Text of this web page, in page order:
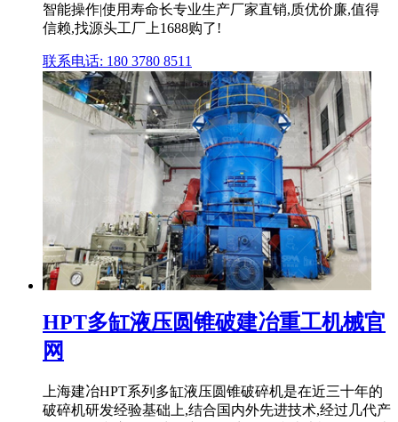
智能操作|使用寿命长专业生产厂家直销,质优价廉,值得
信赖,找源头工厂上1688购了!
联系电话: 180 3780 8511
HPT多缸液压圆锥破建冶重工机械官
网
上海建冶HPT系列多缸液压圆锥破碎机是在近三十年的
破碎机研发经验基础上,结合国内外先进技术,经过几代产